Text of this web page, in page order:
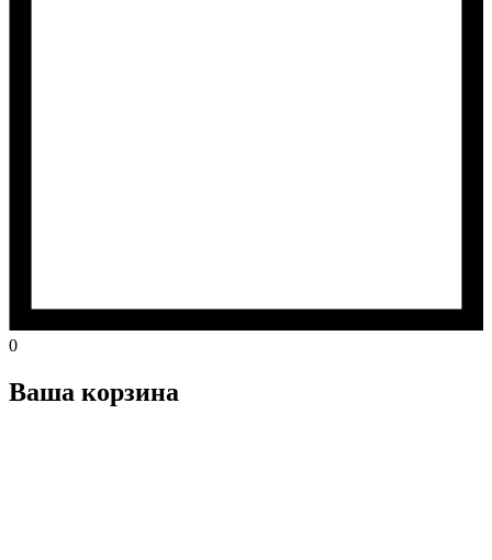
0
Ваша корзина